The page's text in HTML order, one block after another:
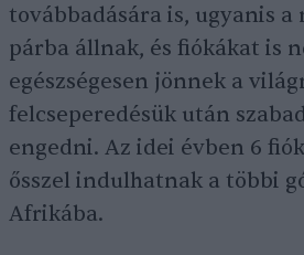
továbbadására is, ugyanis
párba állnak, és fiókákat is
egészségesen jönnek a
felcseperedésük után
engedni. Az idei évben 6
ősszel indulhatnak a többi
Afrikába.